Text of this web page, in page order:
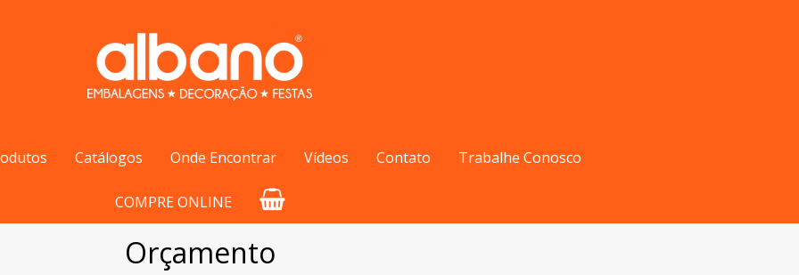
Catálogos Onde Encontrar Vídeos Contato Trabalhe Conosco
COMPRE ONLINE
Orçamento